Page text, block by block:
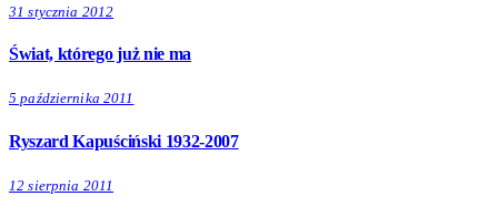
31 stycznia 2012
Świat, którego już nie ma
5 października 2011
Ryszard Kapuściński 1932-2007
12 sierpnia 2011